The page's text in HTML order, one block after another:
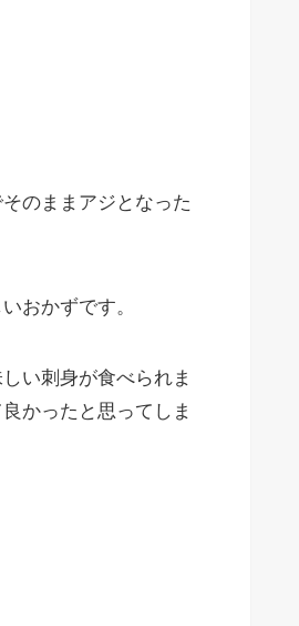
のままアジとなった
おかずです。
い刺身が食べられま
かったと思ってしま